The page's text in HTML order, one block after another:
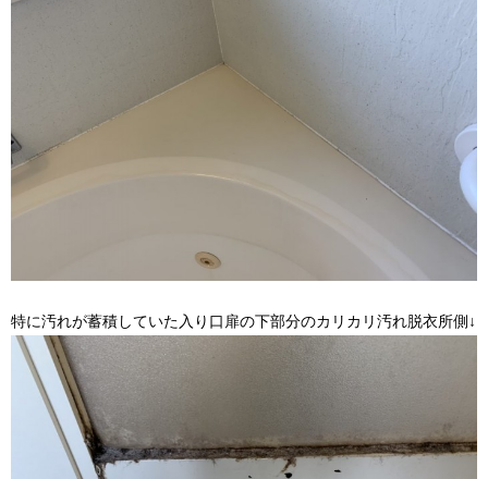
特に汚れが蓄積していた入り口扉の下部分のカリカリ汚れ脱衣所側↓